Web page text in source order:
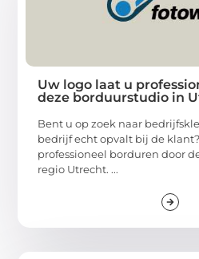
Uw logo laat u
deze borduurstudio in
Bent u op zoek naar
bedrijf echt opvalt bij de
professioneel borduren door
regio Utrecht. ...